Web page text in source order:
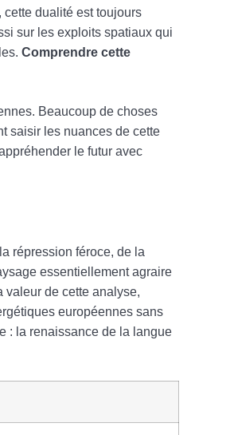
dualité est toujours
sur les exploits spatiaux qui
Comprendre cette
Beaucoup de choses
saisir les nuances de cette
le futur avec
répression féroce, de la
essentiellement agraire
valeur de cette analyse,
européennes sans
: la renaissance de la langue